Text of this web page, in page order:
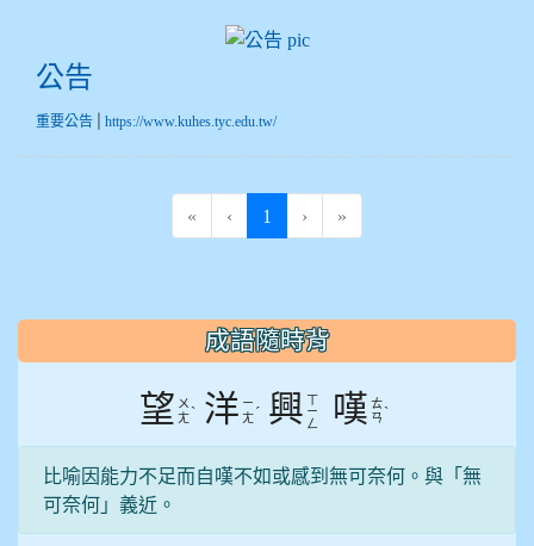
公告
公告
重要公告 https://www.kuhes.tyc.edu.tw/
« ‹ 1 (current)
› »
::: 成語隨時背
望 ㄨ
ㄤˋ 洋 ㄧ
ㄤˊ 興 ㄒ
ㄧ
ㄥ
嘆 ㄊ
ㄢ ˋ
比喻因能力不足而自嘆不如或感到無可奈何。與「無
可奈何」義近。